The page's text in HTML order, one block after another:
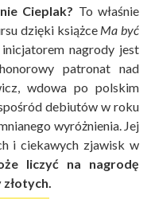
Cieplak? To właśnie
dzięki książce Ma być
nagrody jest
patronat nad
wdowa po polskim
debiutów w roku
wyróżnienia. Jej
i ciekawych zjawisk w
liczyć na nagrodę